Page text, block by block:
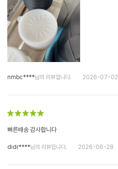
nmbc****님의 리뷰입니다. 2026-07-02
빠른배송 감사합니다
didr****님의 리뷰입니다. 2026-06-28